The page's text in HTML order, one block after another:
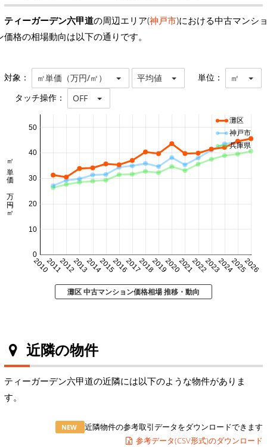
ティーガーデン六甲道の周辺エリア(神戸市)における中古マンシ
価格の相場動向は以下の通りです。
対象： ㎡単価（万円/㎡） 平均値 単位： ㎡
タッチ操作： OFF
20102011201220132014201520162017201820192020202120222023202420252026
0
10
20
30
40
50
㎡単価 万円/㎡
灘区
神戸市
兵庫県
灘区 中古マンション価格相場 推移・動向
近隣の物件
ティーガーデン六甲道の近隣には以下のような物件がありま
す。
NEW
近隣物件の参考取引データをダウンロードできます
参考データ(CSV形式)のダウンロード